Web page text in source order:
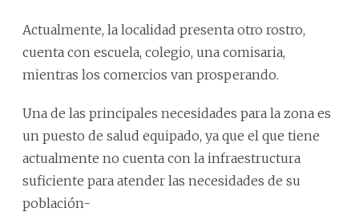
Actualmente, la localidad presenta otro rostro,
cuenta con escuela, colegio, una comisaria,
mientras los comercios van prosperando.
Una de las principales necesidades para la zona es
un puesto de salud equipado, ya que el que tiene
actualmente no cuenta con la infraestructura
suficiente para atender las necesidades de su
población-